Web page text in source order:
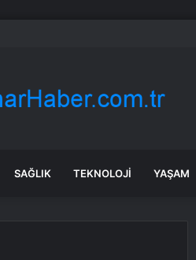
SAĞLIK TEKNOLOJI YAŞAM